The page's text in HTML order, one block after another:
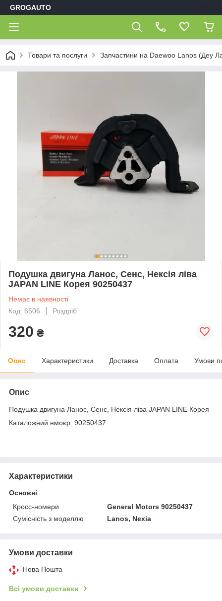
GROGAUTO
Товари та послуги Запчастини на Daewoo Lanos (Деу
Подушка двигуна Ланос, Сенс, Нексія ліва
JAPAN LINE Корея 90250437
Немає в наявності
Код: 6506
Роздріб
320 ₴
Опис Характеристики Доставка Оплата Умови
Опис
Подушка двигуна Ланос, Сенс, Нексія ліва JAPAN LINE Корея
Каталожний нмоєр: 90250437
Характеристики
Основні
Кросс-номери
General Motors 90250437
Сумісність з моделлю
Lanos, Nexia
Умови доставки
Нова Пошта
Всі умови доставки